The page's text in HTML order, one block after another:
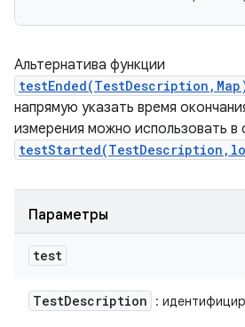
Альтернатива функции
напрямую указать время
измерения можно использовать в
Параметры
test
TestDescription :